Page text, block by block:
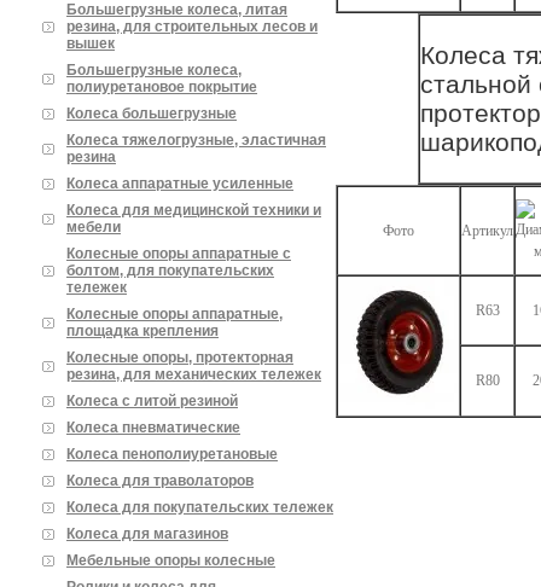
Большегрузные колеса, литая
резина, для строительных лесов и
вышек
Большегрузные колеса,
полиуретановое покрытие
Колеса большегрузные
Колеса тяжелогрузные, эластичная
резина
Колеса аппаратные усиленные
Колеса для медицинской техники и
мебели
Колесные опоры аппаратные с
болтом, для покупательских
тележек
Колесные опоры аппаратные,
площадка крепления
Колесные опоры, протекторная
резина, для механических тележек
Колеса с литой резиной
Колеса пневматические
Колеса пенополиуретановые
Колеса для траволаторов
Колеса для покупательских тележек
Колеса для магазинов
Мебельные опоры колесные
Колеса
стальной
Фото Артикул
R63
R80